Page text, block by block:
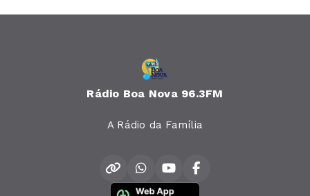
Rádio Boa Nova 96.3FM
A Rádio da Família